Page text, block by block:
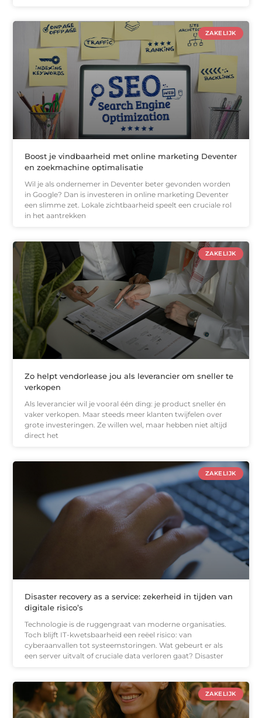
ZAKELIJK
Boost je vindbaarheid met online marketing Deventer
en zoekmachine optimalisatie
Wil je als ondernemer in Deventer beter gevonden worden
in Google? Dan is investeren in online marketing Deventer
een slimme zet. Lokale zichtbaarheid speelt een cruciale rol
in het aantrekken
ZAKELIJK
Zo helpt vendorlease jou als leverancier om sneller te
verkopen
Als leverancier wil je vooral één ding: je product sneller én
vaker verkopen. Maar steeds meer klanten twijfelen over
grote investeringen. Ze willen wel, maar hebben niet altijd
direct het
ZAKELIJK
Disaster recovery as a service: zekerheid in tijden van
digitale risico’s
Technologie is de ruggengraat van moderne organisaties.
Toch blijft IT-kwetsbaarheid een reëel risico: van
cyberaanvallen tot systeemstoringen. Wat gebeurt er als
een server uitvalt of cruciale data verloren gaat? Disaster
ZAKELIJK